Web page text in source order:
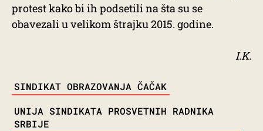
protest kako bi ih podsetili na šta su se
obavezali u velikom štrajku 2015. godine.
I.K.
SINDIKAT OBRAZOVANJA ČAČAK
UNIJA SINDIKATA PROSVETNIH RADNIKA
SRBIJE